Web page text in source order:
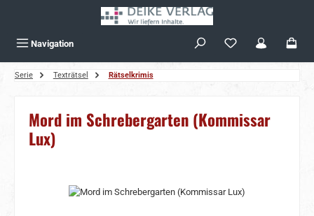
Navigation
Serie Texträtsel Rätselkrimis
Mord im Schrebergarten (Kommissar
Lux)
Bildergalerie überspringen